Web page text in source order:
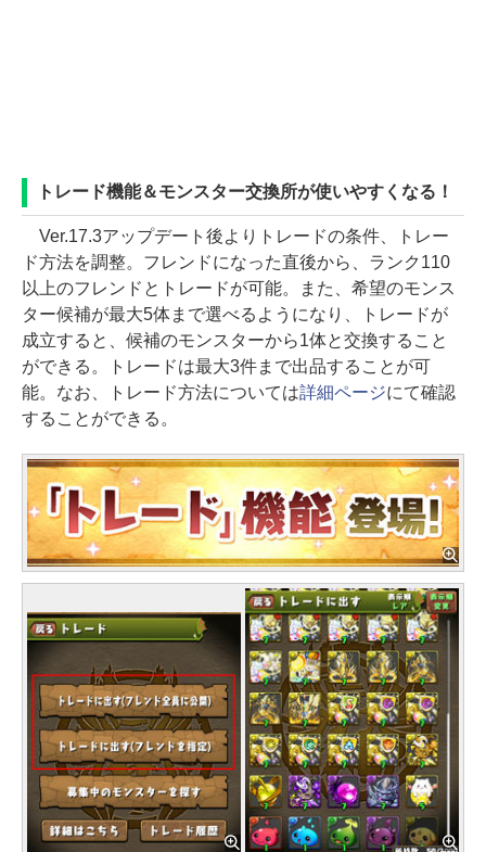
トレード機能＆モンスター交換所が使いやすくなる！
Ver.17.3アップデート後よりトレードの条件、トレー
ド方法を調整。フレンドになった直後から、ランク110
以上のフレンドとトレードが可能。また、希望のモンス
ター候補が最大5体まで選べるようになり、トレードが
成立すると、候補のモンスターから1体と交換すること
ができる。トレードは最大3件まで出品することが可
能。なお、トレード方法については詳細ページにて確認
することができる。